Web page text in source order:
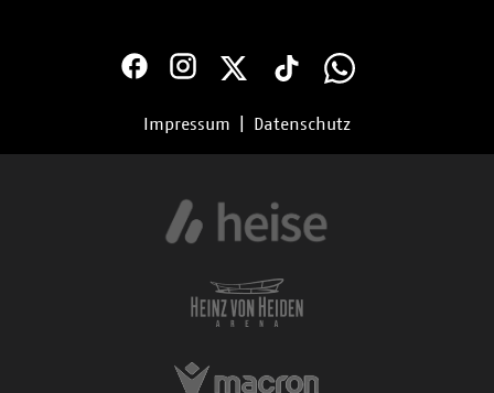
Impressum Datenschutz